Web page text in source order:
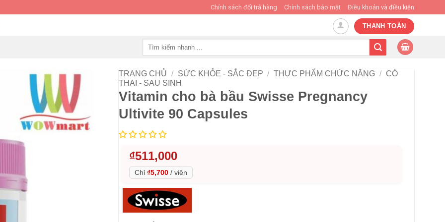
Chính sách đổi trả hàng Chính sách bảo mật Điều khoản và điều kiện
THANH TOÁN
TRANG CHỦ / SỨC KHỎE - SẮC ĐẸP / THỰC PHẨM CHỨC NĂNG / CÓ
THAI - SAU SINH
Vitamin cho bà bầu Swisse Pregnancy
Ultivite 90 Capsules
₫511,000
Chỉ ₫5,700 / viên